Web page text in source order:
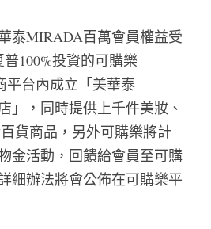
泰MIRADA百萬會員權益受
100%投資的可購樂
平台內成立「美華泰
」，同時提供上千件美妝、
貨商品，另外可購樂將計
金活動，回饋給會員至可購
細辦法將會公佈在可購樂平